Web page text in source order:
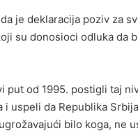
je deklaracija poziv za
su donosioci odluka da
put od 1995. postigli taj
i uspeli da Republika
bilo koga, ne